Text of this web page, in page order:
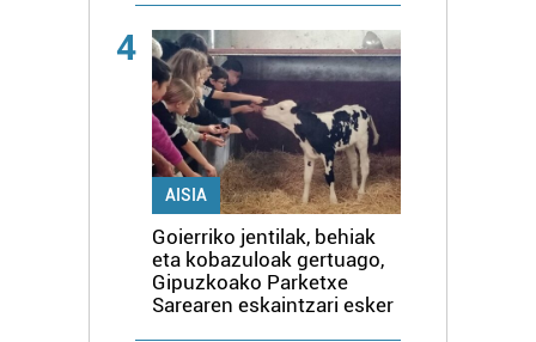
4
AISIA
Goierriko jentilak, behiak
eta kobazuloak gertuago,
Gipuzkoako Parketxe
Sarearen eskaintzari esker